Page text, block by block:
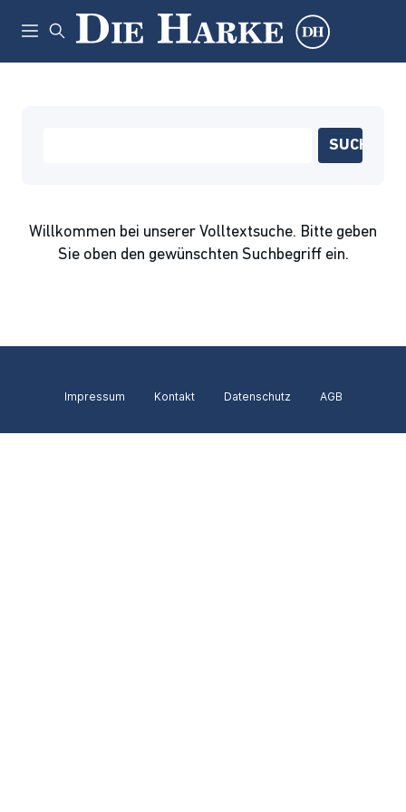
Willkommen bei unserer Volltextsuche. Bitte geben
Sie oben den gewünschten Suchbegriff ein.
Impressum Kontakt Datenschutz AGB